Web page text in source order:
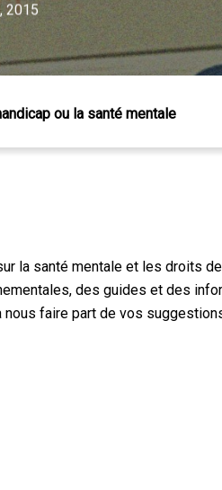
2015
ou la santé mentale
la santé mentale et les droits
des guides et des
faire part de vos